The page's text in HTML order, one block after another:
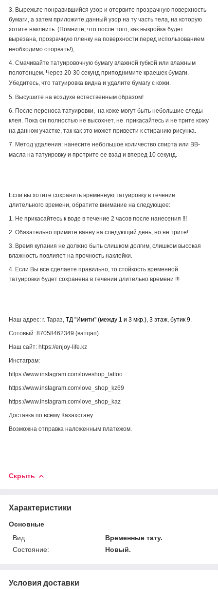
3. Вырежьте понравившийся узор и оторвите прозрачную поверхность
бумаги, а затем приложите данный узор на ту часть тела, на которую
хотите наклеить. (Помните, что после того, как выкройка будет
вырезана, прозрачную пленку на поверхности перед использованием
необходимо оторвать!),
4. Смачивайте татуировочную бумагу влажной губкой или влажным
полотенцем. Через 20-30 секунд приподнимите краешек бумаги.
Убедитесь, что татуировка видна и удалите бумагу с кожи.
5. Высушите на воздухе естественным образом!
6. После переноса татуировки, на коже могут быть небольшие следы
клея. Пока он полностью не высохнет, не прикасайтесь и не трите кожу
на данном участке, так как это может привести к стиранию рисунка.
7. Метод удаления: нанесите небольшое количество спирта или BB-
масла на татуировку и протрите ее взад и вперед 10 секунд.
Если вы хотите сохранить временную татуировку в течение
длительного времени, обратите внимание на следующее:
1. Не прикасайтесь к воде в течение 2 часов после нанесения !!!
2. Обязательно примите ванну на следующий день, но не трите!
3. Время купания не должно быть слишком долгим, слишком высокая
влажность повлияет на прочность наклейки.
4. Если Вы все сделаете правильно, то стойкость временной
татуировки будет сохранена в течении длительно времени !!!
Наш адрес: г. Тараз, ТД "Имити" (между 1 и 3 мкр.), 3 этаж, бутик 9.
Сотовый: 87058462349 (ватцап)
Наш сайт: https://enjoy-life.kz
Инстаграм:
https://www.instagram.com/loveshop_tattoo
https://www.instagram.com/love_shop_kz69
https://www.instagram.com/love_shop_kaz
Доставка по всему Казахстану.
Возможна отправка наложенным платежом.
Скрыть
Характеристики
Основные
Вид:
Временные тату.
Состояние:
Новый.
Условия доставки